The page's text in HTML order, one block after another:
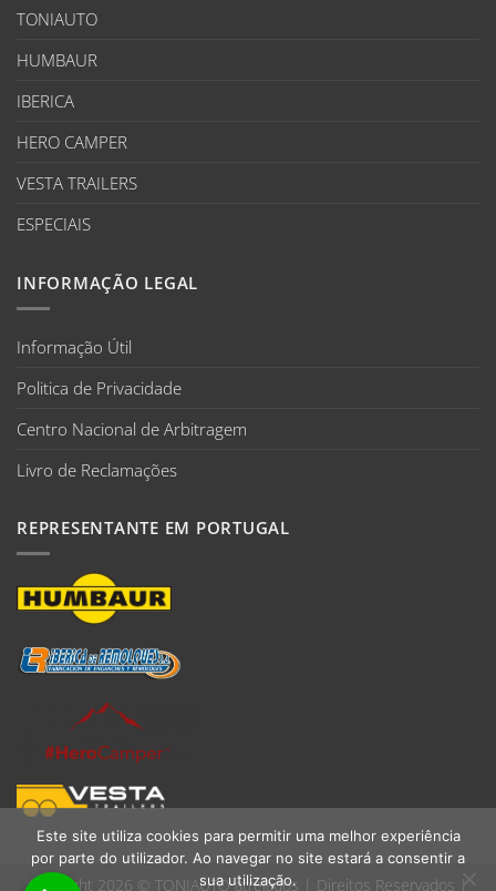
TONIAUTO
HUMBAUR
IBERICA
HERO CAMPER
VESTA TRAILERS
ESPECIAIS
INFORMAÇÃO LEGAL
Informação Útil
Politica de Privacidade
Centro Nacional de Arbitragem
Livro de Reclamações
REPRESENTANTE EM PORTUGAL
Copyright 2026 © TONIAUTO atrelados | Direitos Reservados |
Este site utiliza cookies para permitir uma melhor experiência
por parte do utilizador. Ao navegar no site estará a consentir a
sua utilização.